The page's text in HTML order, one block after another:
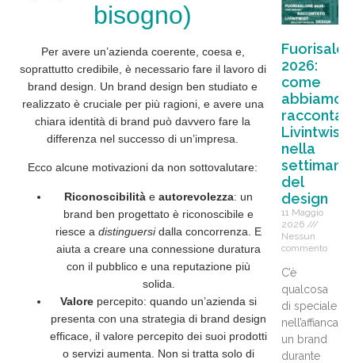
bisogno)
Per avere un’azienda coerente, coesa e,
soprattutto credibile, è necessario fare il lavoro di
brand design. Un brand design ben studiato e
realizzato è cruciale per più ragioni, e avere una
chiara identità di brand può davvero fare la
differenza nel successo di un’impresa.
Ecco alcune motivazioni da non sottovalutare:
Riconoscibilità eautorevolezza: un
brand ben progettato è riconoscibile e
riesce adistinguersidalla concorrenza. E
aiuta a creare una connessione duratura
con il pubblico e una reputazione più
solida.
Valore percepito: quando un’azienda si
presenta con una strategia di brand design
efficace, il valore percepito dei suoi prodotti
o servizi aumenta. Non si tratta solo di
2026:
come
abbiamo
Livintwist
nella
settimana
del
design
11 Maggio
2026
Nessun
commento
C’è
qualcosa
di speciale
nell’affiancare
un brand
durante